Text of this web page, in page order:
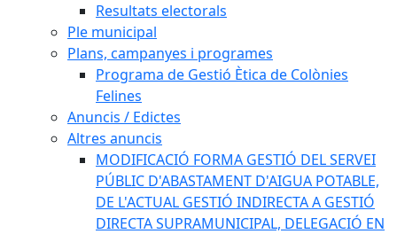
Resultats electorals
Ple municipal
Plans, campanyes i programes
Programa de Gestió Ètica de Colònies
Felines
Anuncis / Edictes
Altres anuncis
MODIFICACIÓ FORMA GESTIÓ DEL SERVEI
PÚBLIC D'ABASTAMENT D'AIGUA POTABLE,
DE L'ACTUAL GESTIÓ INDIRECTA A GESTIÓ
DIRECTA SUPRAMUNICIPAL, DELEGACIÓ EN